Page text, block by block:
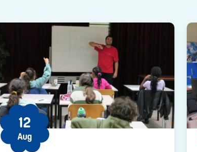
12
Aug